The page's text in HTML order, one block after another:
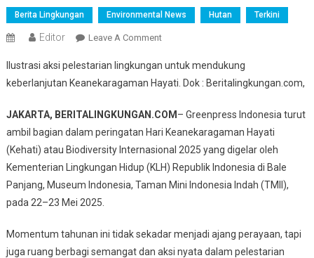
Berita Lingkungan Environmental News Hutan Terkini
Editor Leave A CommentOn
Indonesia
Partisipasi
Hari
Biodiversity
2025,
Gaungkan
Cerita
Untuk
Keanekaragaman
Ilustrasi aksi pelestarian lingkungan untuk mendukung
keberlanjutan Keanekaragaman Hayati. Dok : Beritalingkungan.com,
JAKARTA, BERITALINGKUNGAN.COM – Greenpress Indonesia turut
ambil bagian dalam peringatan Hari Keanekaragaman Hayati
(Kehati) atau Biodiversity Internasional 2025 yang digelar oleh
Kementerian Lingkungan Hidup (KLH) Republik Indonesia di Bale
Panjang, Museum Indonesia, Taman Mini Indonesia Indah (TMII),
pada 22–23 Mei 2025.
Momentum tahunan ini tidak sekadar menjadi ajang perayaan, tapi
juga ruang berbagi semangat dan aksi nyata dalam pelestarian